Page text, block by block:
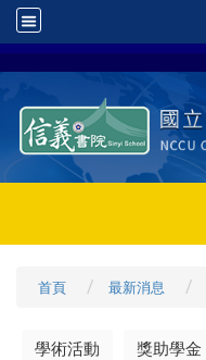
首頁 最新消息
學術活動 獎助學金